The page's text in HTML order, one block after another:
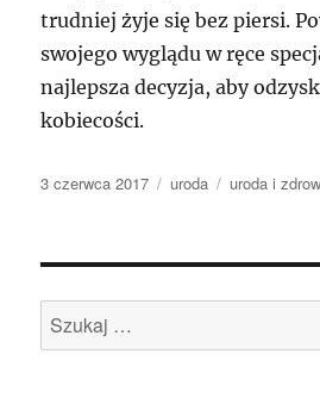
trudniej żyje się bez piersi.
swojego wyglądu w ręce
najlepsza decyzja, aby
kobiecości.
Data
3 czerwca 2017 Kategorie
uroda Tagi
uroda i
Szukaj: